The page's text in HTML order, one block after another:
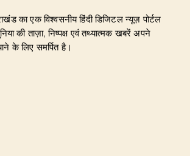
का एक विश्वसनीय हिंदी डिजिटल न्यूज़ पोर्टल
की ताज़ा, निष्पक्ष एवं तथ्यात्मक खबरें अपने
के लिए समर्पित है।